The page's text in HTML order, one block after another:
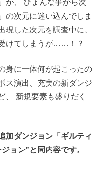
が、 ひょんな事から次
の次元に迷い込んでしま
現した次元を調査中に、
けてしまうが……！？
身に一体何が起こったの
ス演出、充実の新ダンジ
、 新規要素も盛りだく
加ダンジョン「ギルティ
ョン”と同内容です。